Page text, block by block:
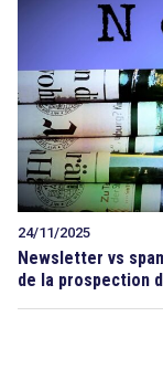
24/11/2025
Newsletter vs
de la prospection